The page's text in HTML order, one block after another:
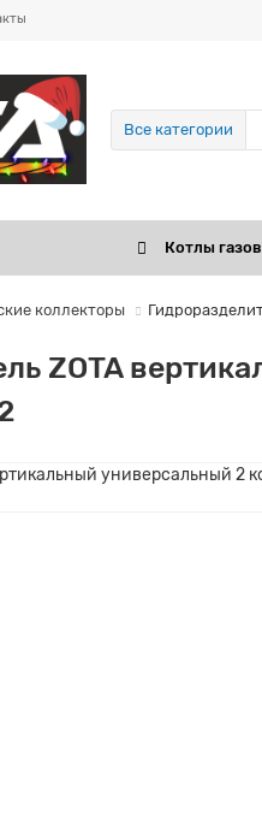
Все категории
Котлы
коллекторы
ZOTA